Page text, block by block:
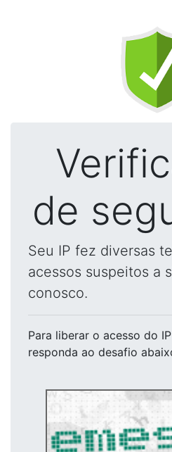
de
Seu IP fez diversas
acessos suspeitos a
conosco.
Para liberar o acesso do IP
responda ao desafio